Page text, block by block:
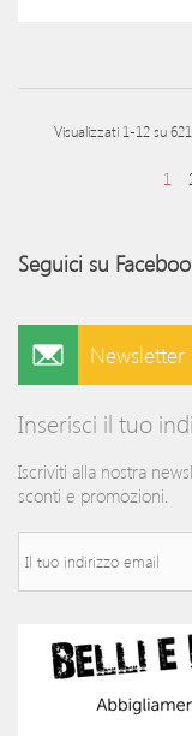
Visualizzati 1-12 su
1
Seguici su
Newsletter
Inserisci il tuo
Iscriviti alla nostra
sconti e promozioni.